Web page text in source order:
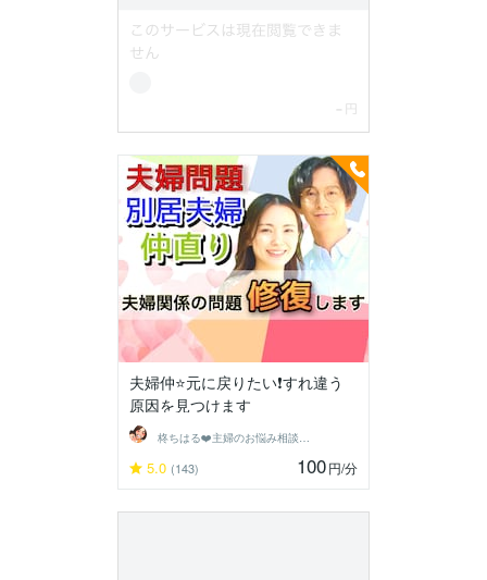
夫婦仲⭐️元に戻りたい❗️すれ違う
原因を見つけます
柊ちはる❤️主婦のお悩み相談Room❤️
5.0 (143) 100円/分